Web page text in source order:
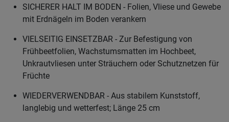
SICHERER HALT IM BODEN - Folien, Vliese und Gewebe
mit Erdnägeln im Boden verankern
VIELSEITIG EINSETZBAR - Zur Befestigung von
Frühbeetfolien, Wachstumsmatten im Hochbeet,
Unkrautvliesen unter Sträuchern oder Schutznetzen für
Früchte
WIEDERVERWENDBAR - Aus stabilem Kunststoff,
langlebig und wetterfest; Länge 25 cm